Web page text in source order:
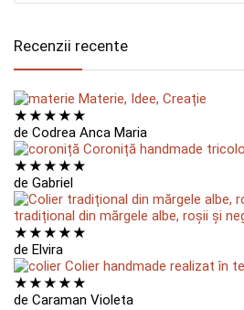
Recenzii recente
Materie, Idee, Creație
★★★★★
de Codrea Anca Maria
Coroniță handmade
★★★★★
de Gabriel
tradițional din mărgele albe, roșii și
★★★★★
de Elvira
Colier handmade realizat în
★★★★★
de Caraman Violeta